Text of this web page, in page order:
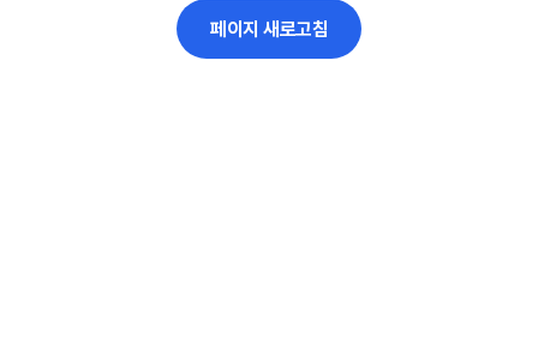
페이지 새로고침